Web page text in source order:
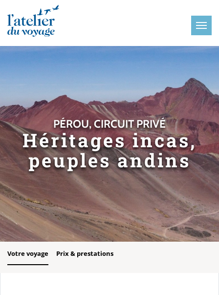
PÉROU, CIRCUIT PRIVÉ
Héritages incas,
peuples andins
Votre voyage Prix & prestations
Panneau de gestion des cookies